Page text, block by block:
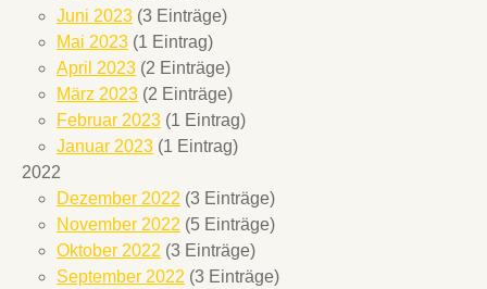
Juni 2023 (3 Einträge)
Mai 2023 (1 Eintrag)
April 2023 (2 Einträge)
März 2023 (2 Einträge)
Februar 2023 (1 Eintrag)
Januar 2023 (1 Eintrag)
2022
Dezember 2022 (3 Einträge)
November 2022 (5 Einträge)
Oktober 2022 (3 Einträge)
September 2022 (3 Einträge)